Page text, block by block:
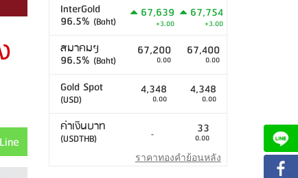
Line
InterGold
96.5% (Baht)
67,639
+3.00
67,754
+3.00
สมาคมฯ
96.5% (Baht)
67,200
0.00
67,400
0.00
Gold Spot
(USD)
4,348
0.00
4,348
0.00
ค่าเงินบาท
(USDTHB) - 33
0.00
ราคาทองคำย้อนหลัง